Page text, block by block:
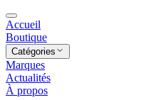
Accueil
Boutique
Catégories
Marques
Actualités
À propos